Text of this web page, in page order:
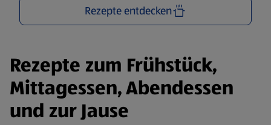
Rezepte entdecken
Rezepte zum Frühstück,
Mittagessen, Abendessen
und zur Jause